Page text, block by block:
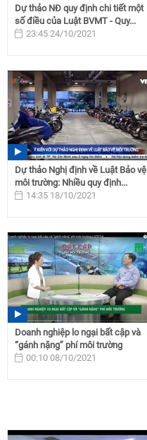
Dự thảo NĐ quy định chi tiết một
số điều của Luật BVMT - Quy...
23:45 24/10/2021
Dự thảo Nghị định về Luật Bảo vệ
môi trường: Nhiều quy định...
14:35 18/10/2021
Doanh nghiệp lo ngại bất cập và
“gánh nặng” phí môi trường
00:10 08/10/2021